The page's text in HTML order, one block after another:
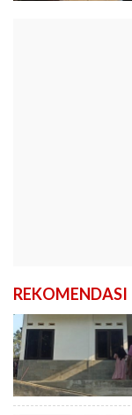
REKOMENDASI